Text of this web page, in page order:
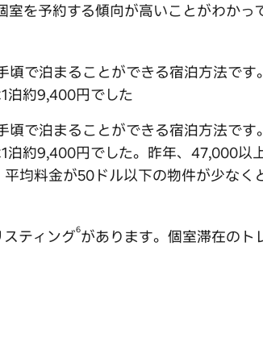
を予約する傾向が高いことがわかっ
頃で泊まることができる宿泊方法で
泊約9,400円でした
頃で泊まることができる宿泊方法で
泊約9,400円でした。昨年、47,000
均料金が50ドル以下の物件が少なく
ティング6があります。個室滞在のト